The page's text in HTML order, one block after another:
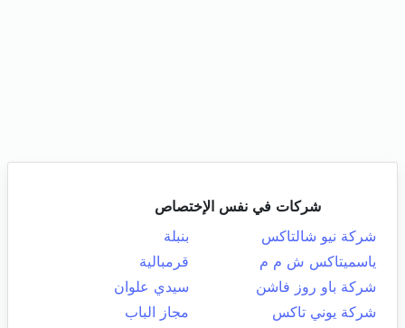
شركات في نفس الإختصاص
شركة نيو شالتاكس
بنبلة
ياسميتاكس ش م م
قرمبالية
شركة باو روز فاشن
سيدي علوان
شركة يوني تاكس
مجاز الباب